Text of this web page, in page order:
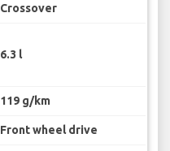
Crossover
6.3 l
119 g/km
Front wheel drive